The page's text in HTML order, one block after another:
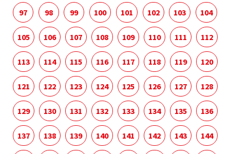
97 98 99 100 101 102 103 104
105 106 107 108 109 110 111 112
113 114 115 116 117 118 119 120
121 122 123 124 125 126 127 128
129 130 131 132 133 134 135 136
137 138 139 140 141 142 143 144